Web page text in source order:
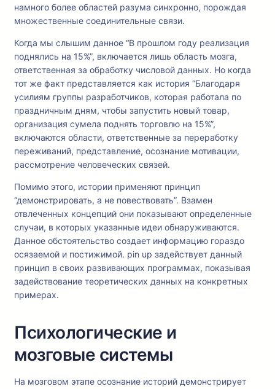
намного более областей разума синхронно, порождая
множественные соединительные связи.
Когда мы слышим данное “В прошлом году реализация
поднялись на 15%”, включается лишь область мозга,
ответственная за обработку числовой данных. Но когда
тот же факт представляется как история “Благодаря
усилиям группы разработчиков, которая работала по
праздничным дням, чтобы запустить новый товар,
организация сумела поднять торговлю на 15%”,
включаются области, ответственные за переработку
переживаний, представление, осознание мотивации,
рассмотрение человеческих связей.
Помимо этого, истории применяют принцип
“демонстрировать, а не повествовать”. Взамен
отвлеченных концепций они показывают определенные
случаи, в которых указанные идеи обнаруживаются.
Данное обстоятельство создает информацию гораздо
осязаемой и постижимой. pin up задействует данный
принцип в своих развивающих программах, показывая
задействование теоретических данных на конкретных
примерах.
Психологические и
мозговые системы
На мозговом этапе осознание историй демонстрирует